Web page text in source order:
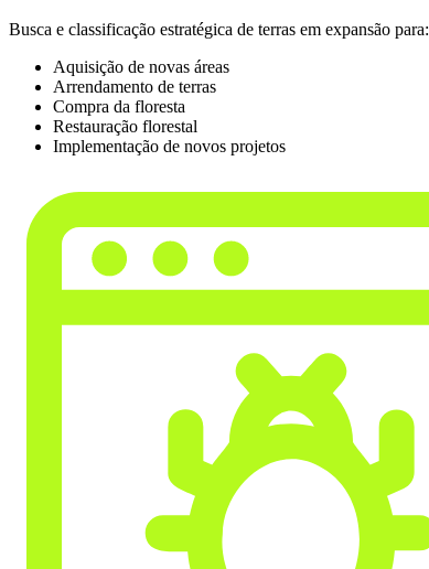
Busca e classificação estratégica de terras em expansão para:
Aquisição de novas áreas
Arrendamento de terras
Compra da floresta
Restauração florestal
Implementação de novos projetos